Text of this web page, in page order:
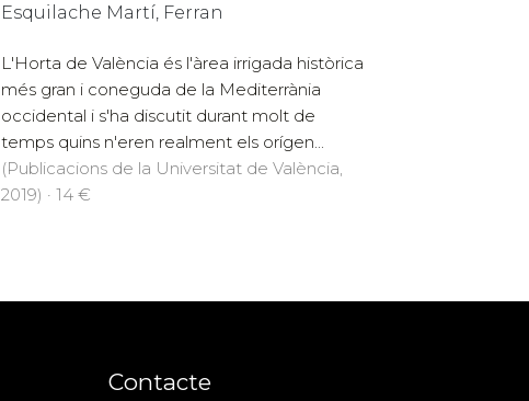
Esquilache Martí, Ferran
L'Horta de València és l'àrea irrigada històrica
més gran i coneguda de la Mediterrània
occidental i s'ha discutit durant molt de
temps quins n'eren realment els orígen...
(Publicacions de la Universitat de València,
2019) · 14 €
Contacte